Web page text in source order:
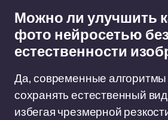
Можно ли улучшить
фото нейросетью
естественности
Да, современные алгоритмы
сохранять естественный
избегая чрезмерной